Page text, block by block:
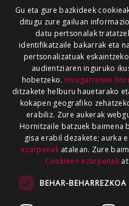
Gu eta gure bazkideek
ditugu zure gailuan
datu pertsonalak
identifikatzaile bakarrak eta
pertsonalizatuak
audientziaren inguruko
hobetzeko. Hirugarrenen
ditzakete helburu hauetarako
kokapen geografiko
erabiliz. Zure aukerak
Hornitzaile batzuek baimena
gisa erabil dezakete; aurka
ezarpenakatalean. Zure
Cookieen ezarpenak
BEHAR-BEHARREZKOA